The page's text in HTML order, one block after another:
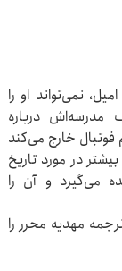
نمی‌تواند او را
مدرسه‌اش درباره‌
فوتبال خارج می‌کند
در مورد تاریخ
می‌گیرد و آن را
مهدیه محرر را